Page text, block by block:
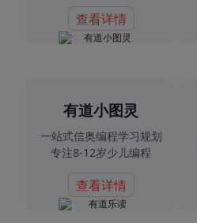
查看详情
有道小图灵
一站式信奥编程学习规划
专注8-12岁少儿编程
查看详情